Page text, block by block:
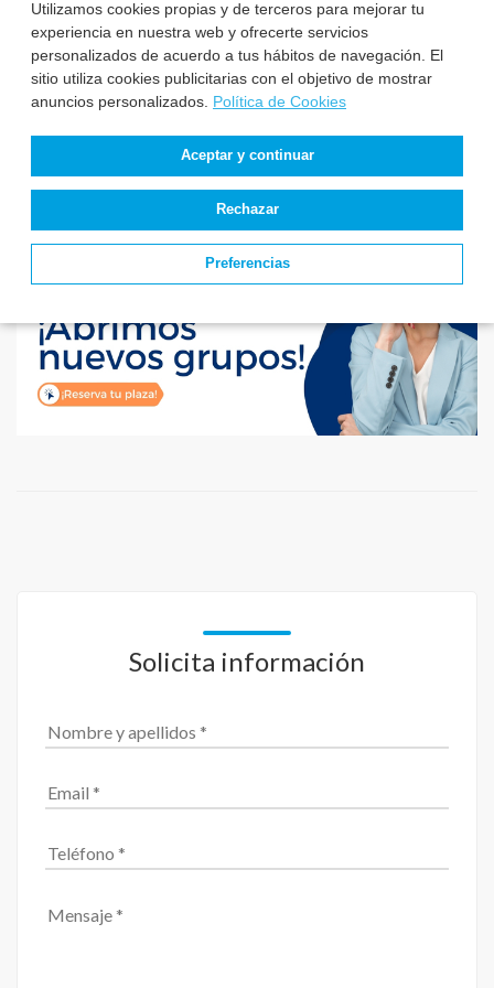
Utilizamos cookies propias y de terceros para mejorar tu
experiencia en nuestra web y ofrecerte servicios
personalizados de acuerdo a tus hábitos de navegación. El
sitio utiliza cookies publicitarias con el objetivo de mostrar
anuncios personalizados. Política de Cookies
Aceptar y continuar
Rechazar
Preferencias
Estado de
convocatorias y
plazas de Enfermería
Solicita información